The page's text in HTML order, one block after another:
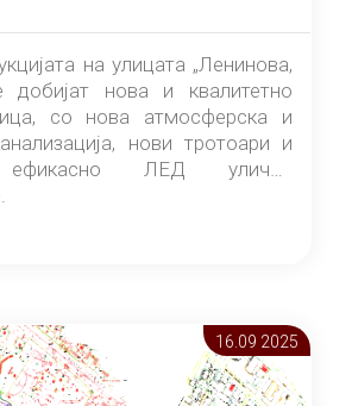
на улицата „Ленинова,
добијат нова и квалитетно
со нова атмосферска и
нови тротоари и
ефикасно ЛЕД улично
16.09 2025